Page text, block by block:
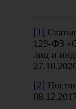
[1]
129-ФЗ
лиц и
[2]